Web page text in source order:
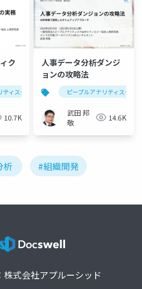
ク
ィスク
10.7K
人事データ分析ダンジ
ョンの攻略法
ピープルアナリティスク
武田 邦
敬
14.6K
析 #組織開発
株式会社アプルーシッド